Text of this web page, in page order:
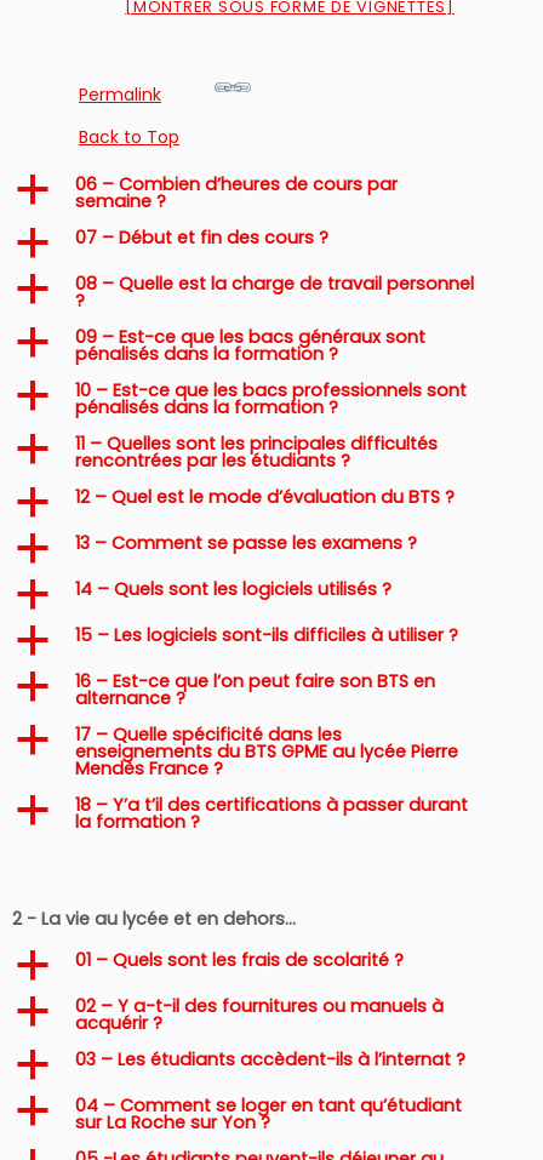
[MONTRER SOUS FORME DE VIGNETTES]
Permalink
Back to Top
a 06 – Combien d’heures de cours par
semaine ?
a 07 – Début et fin des cours ?
a 08 – Quelle est la charge de travail personnel
?
a 09 – Est-ce que les bacs généraux sont
pénalisés dans la formation ?
a 10 – Est-ce que les bacs professionnels sont
pénalisés dans la formation ?
a 11 – Quelles sont les principales difficultés
rencontrées par les étudiants ?
a 12 – Quel est le mode d’évaluation du BTS ?
a 13 – Comment se passe les examens ?
a 14 – Quels sont les logiciels utilisés ?
a 15 – Les logiciels sont-ils difficiles à utiliser ?
a 16 – Est-ce que l’on peut faire son BTS en
alternance ?
a 17 – Quelle spécificité dans les
enseignements du BTS GPME au lycée Pierre
Mendès France ?
a 18 – Y’a t’il des certifications à passer durant
la formation ?
2 - La vie au lycée et en dehors…
a 01 – Quels sont les frais de scolarité ?
a 02 – Y a-t-il des fournitures ou manuels à
acquérir ?
a 03 – Les étudiants accèdent-ils à l’internat ?
a 04 – Comment se loger en tant qu’étudiant
sur La Roche sur Yon ?